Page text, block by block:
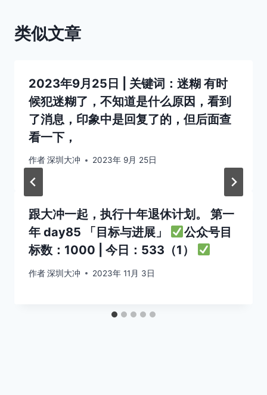
类似文章
2023年9月25日 | 关键词：迷糊 有时
候犯迷糊了，不知道是什么原因，看到
了消息，印象中是回复了的，但后面查
看一下，
作者深圳大冲 2023年 9月 25日
跟大冲一起，执行十年退休计划。 第一
年 day85 「目标与进展」
公众号目
标数：1000 | 今日：533（1）
作者深圳大冲 2023年 11月 3日